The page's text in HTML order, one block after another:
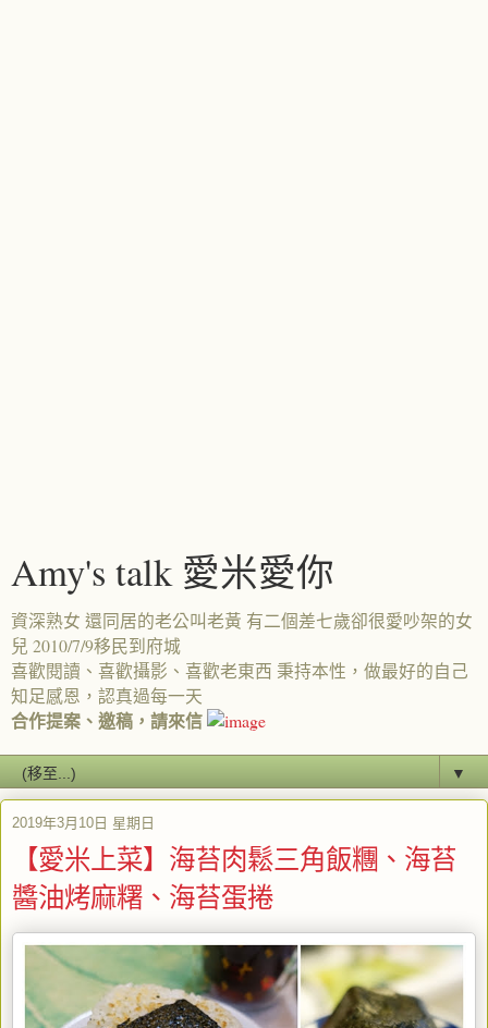
Amy's talk 愛米愛你
資深熟女 還同居的老公叫老黃 有二個差七歲卻很愛吵架的女
兒 2010/7/9移民到府城
喜歡閱讀、喜歡攝影、喜歡老東西 秉持本性，做最好的自己
知足感恩，認真過每一天
合作提案、邀稿，請來信
▼
2019年3月10日 星期日
【愛米上菜】海苔肉鬆三角飯糰、海苔
醬油烤麻糬、海苔蛋捲